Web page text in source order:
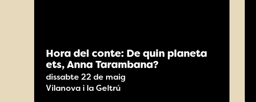
Hora del conte: De quin planeta
ets, Anna Tarambana?
dissabte 22 de maig
Vilanova i la Geltrú